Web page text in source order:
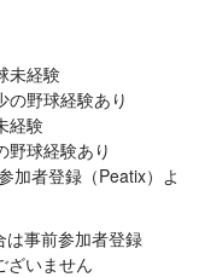
未経験
野球経験あり
経験
野球経験あり
加者登録（Peatix）よ
は事前参加者登録
ざいません